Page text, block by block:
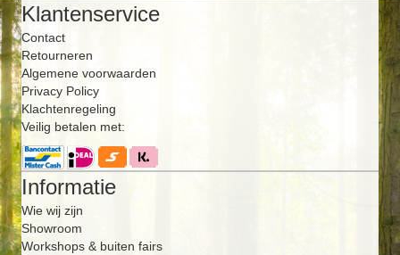
Klantenservice
Contact
Retourneren
Algemene voorwaarden
Privacy Policy
Klachtenregeling
Veilig betalen met:
Informatie
Wie wij zijn
Showroom
Workshops & buiten fairs